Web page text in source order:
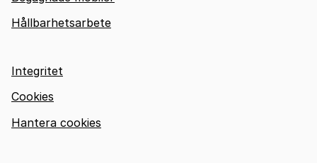
Hållbarhetsarbete
Integritet
Cookies
Hantera cookies